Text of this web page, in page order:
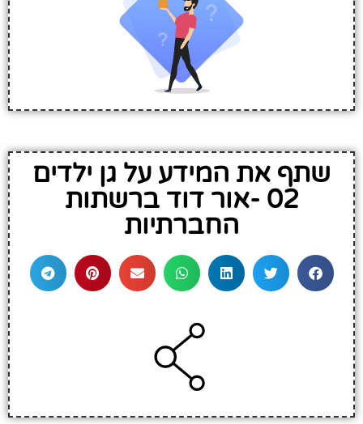
שתף את המידע על גן ילדים
02 -אור דוד ברשתות
החברתיות